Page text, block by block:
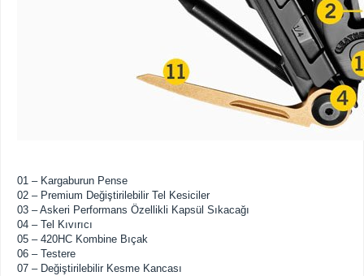
01 – Kargaburun Pense
02 – Premium Değiştirilebilir Tel Kesiciler
03 – Askeri Performans Özellikli Kapsül Sıkacağı
04 – Tel Kıvırıcı
05 – 420HC Kombine Bıçak
06 – Testere
07 – Değiştirilebilir Kesme Kancası